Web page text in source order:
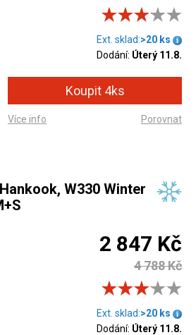
Ext. sklad:>20 ks
Dodání: Úterý 11.8.
Více info Porovnat
W330 Winter
2 847 Kč
4 788 Kč
Ext. sklad:>20 ks
Dodání: Úterý 11.8.